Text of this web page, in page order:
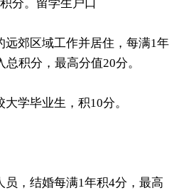
分。留学生户口
远郊区域工作并居住，每满1年
积分，最高分值20分。
学毕业生，积10分。
，结婚每满1年积4分，最高